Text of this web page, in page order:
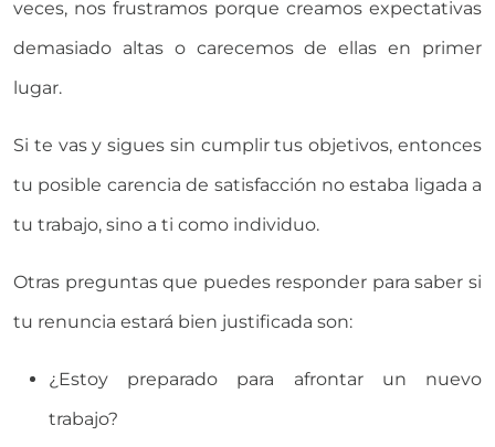
veces, nos frustramos porque creamos expectativas
demasiado altas o carecemos de ellas en primer
lugar.
Si te vas y sigues sin cumplir tus objetivos, entonces
tu posible carencia de satisfacción no estaba ligada a
tu trabajo, sino a ti como individuo.
Otras preguntas que puedes responder para saber si
tu renuncia estará bien justificada son:
¿Estoy preparado para afrontar un nuevo
trabajo?